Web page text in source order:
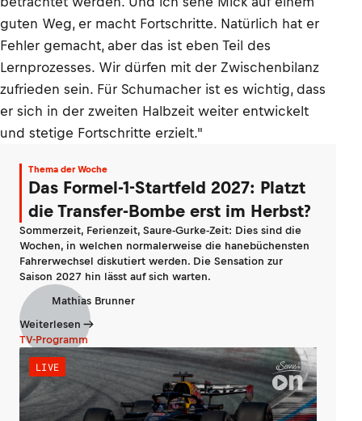
guten Weg, er macht Fortschritte. Natürlich hat er
Fehler gemacht, aber das ist eben Teil des
Lernprozesses. Wir dürfen mit der Zwischenbilanz
zufrieden sein. Für Schumacher ist es wichtig, dass
er sich in der zweiten Halbzeit weiter entwickelt
und stetige Fortschritte erzielt."
Thema der Woche
Das Formel-1-Startfeld 2027: Platzt
die Transfer-Bombe erst im Herbst?
Sommerzeit, Ferienzeit, Saure-Gurke-Zeit: Dies sind die
Wochen, in welchen normalerweise die hanebüchensten
Fahrerwechsel diskutiert werden. Die Sensation zur
Saison 2027 hin lässt auf sich warten.
Mathias Brunner
Weiterlesen
TV-Programm
LIVE